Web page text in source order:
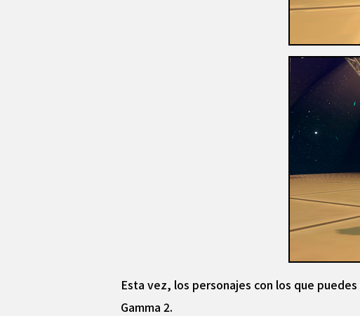
Esta vez, los personajes con los que
Gamma 2.